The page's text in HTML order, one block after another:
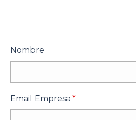
Nombre
Email Empresa *